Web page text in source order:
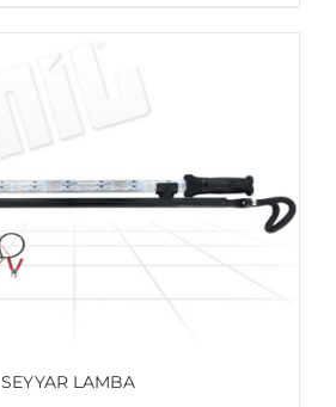
AYRINTILAR
SEYYAR LAMBA